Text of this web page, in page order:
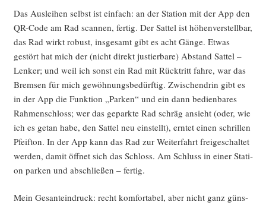
Das Aus­lei­hen selbst ist ein­fach: an der Sta­ti­on mit der App den
QR-Code am Rad scan­nen, fer­tig. Der Sat­tel ist höhen­ver­stell­bar,
das Rad wirkt robust, ins­ge­samt gibt es acht Gän­ge. Etwas
gestört hat mich der (nicht direkt jus­tier­ba­re) Abstand Sat­tel –
Len­ker; und weil ich sonst ein Rad mit Rück­tritt fah­re, war das
Brem­sen für mich gewöh­nungs­be­dürf­tig. Zwi­schen­drin gibt es
in der App die Funk­ti­on „Par­ken“ und ein dann bedien­ba­res
Rah­men­schloss; wer das gepark­te Rad schräg ansieht (oder, wie
ich es getan habe, den Sat­tel neu ein­stellt), ern­tet einen schril­len
Pfeif­ton. In der App kann das Rad zur Wei­ter­fahrt frei­ge­schal­tet
wer­den, damit öff­net sich das Schloss. Am Schluss in einer Sta­ti­
on par­ken und abschlie­ßen – fertig.
Mein Ges­ant­ein­druck: recht kom­for­ta­bel, aber nicht ganz güns­